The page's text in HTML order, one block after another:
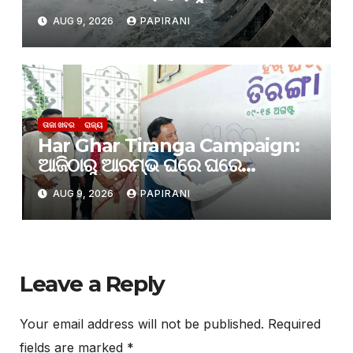
ଗେଟ୍
AUG 9, 2026 PAPIRANI
ତାଜା ଖବର ରାଜ୍ୟ
Har Ghar Tiranga Campaign:
ଆଜିଠାରୁ ଆରମ୍ଭ ଘରେ ଘରେ
ତ୍ରିରଙ୍ଗା
AUG 9, 2026 PAPIRANI
Leave a Reply
Your email address will not be published. Required
fields are marked *